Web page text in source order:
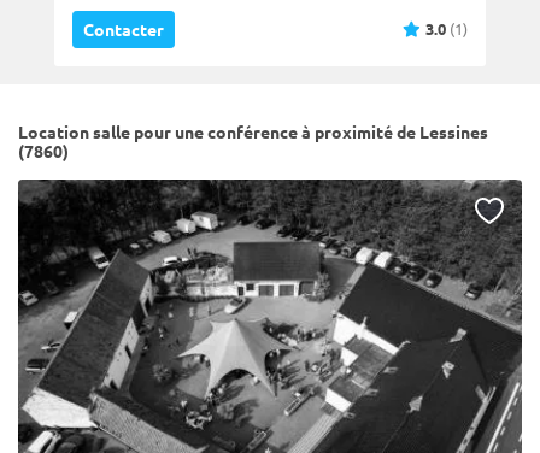
Contacter 3.0 (1)
Location salle pour une conférence à proximité de Lessines
(7860)